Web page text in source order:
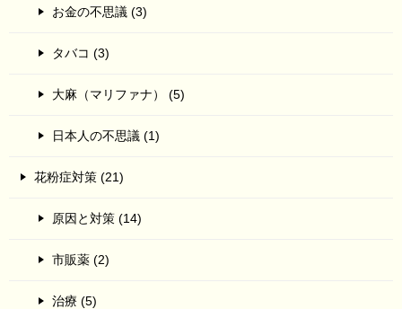
お金の不思議 (3)
タバコ (3)
大麻（マリファナ） (5)
日本人の不思議 (1)
花粉症対策 (21)
原因と対策 (14)
市販薬 (2)
治療 (5)